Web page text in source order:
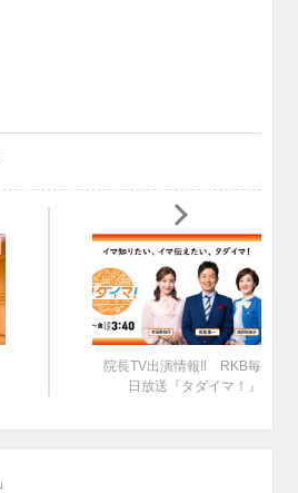
院長TV出演情報‼ RKB毎
日放送『タダイマ！』
」